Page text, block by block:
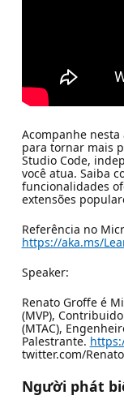
Acompanhe
para tornar mais
Studio Code,
você atua. Saiba
funcionalidades
extensões
Referência no
https://aka.ms/
Speaker:
Renato Groffe é
(MVP),
(MTAC),
Palestrante.
twitter.com/
Người phát